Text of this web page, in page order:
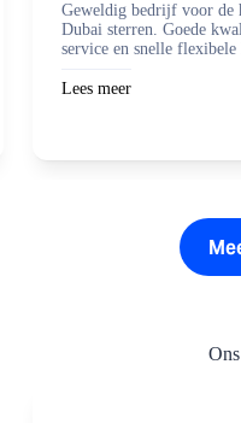
Geweldig bedrijf voor de
Dubai sterren. Goede
service en snelle
Lees meer